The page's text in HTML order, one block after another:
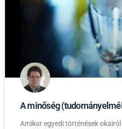
A minőség
Amikor egyedi történések